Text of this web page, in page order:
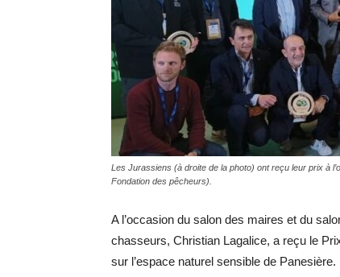
Les Jurassiens (à droite de la photo) ont reçu leur prix à
Fondation des pêcheurs).
A l’occasion du salon des maires et du
chasseurs, Christian Lagalice, a reçu le
sur l’espace naturel sensible de Panesière.